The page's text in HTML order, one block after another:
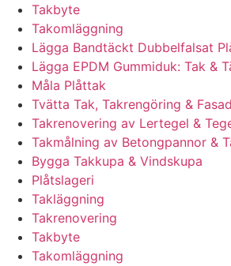
Takbyte
Takomläggning
Lägga Bandtäckt Dubbelfalsat
Lägga EPDM Gummiduk: Tak &
Måla Plåttak
Tvätta Tak, Takrengöring &
Takrenovering av Lertegel &
Takmålning av Betongpannor &
Bygga Takkupa & Vindskupa
Plåtslageri
Takläggning
Takrenovering
Takbyte
Takomläggning